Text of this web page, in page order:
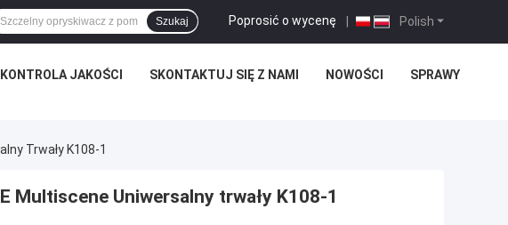
Polish
Poprosić o wycenę |
Szukaj
KONTROLA JAKOŚCI SKONTAKTUJ SIĘ Z NAMI NOWOŚCI SPRAWY
Trwały K108-1
Multiscene Uniwersalny trwały K108-1